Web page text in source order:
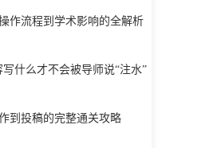
作流程到学术影响的全解析
什么才不会被导师说“注水”
到投稿的完整通关攻略